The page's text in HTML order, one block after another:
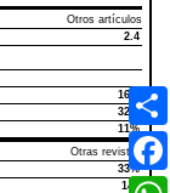
Otros artículos
2.4
16%
32%
11%
Otras revistas
33%
145